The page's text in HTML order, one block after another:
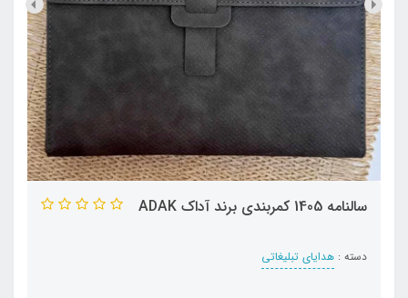
سالنامه 1405 کمربندی برند آداک ADAK
دسته : هدایای تبلیغاتی